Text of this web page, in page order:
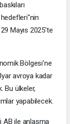
Mayıs 2025'te
Bölgesi'ne
avroya kadar
Bu ülkeler,
yapabilecek.
AB ile anlaşma